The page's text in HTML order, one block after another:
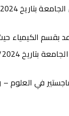
28/5/2024م
الكيمياء
28/5/2024م
في العلوم –